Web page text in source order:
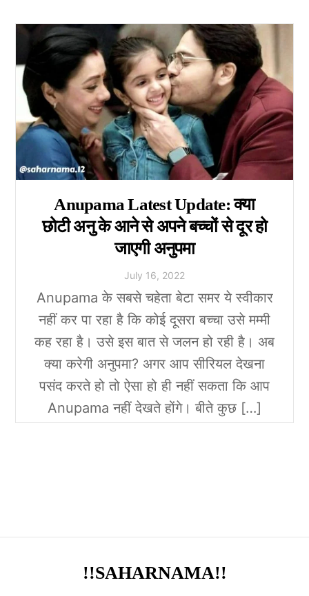
Anupama Latest Update: क्या
छोटी अनु के आने से अपने बच्चों से दूर हो
जाएगी अनुपमा
July 16, 2022
Anupama के सबसे चहेता बेटा समर ये स्वीकार
नहीं कर पा रहा है कि कोई दूसरा बच्चा उसे मम्मी
कह रहा है। उसे इस बात से जलन हो रही है। अब
क्या करेगी अनुपमा? अगर आप सीरियल देखना
पसंद करते हो तो ऐसा हो ही नहीं सकता कि आप
Anupama नहीं देखते होंगे। बीते कुछ […]
!!SAHARNAMA!!